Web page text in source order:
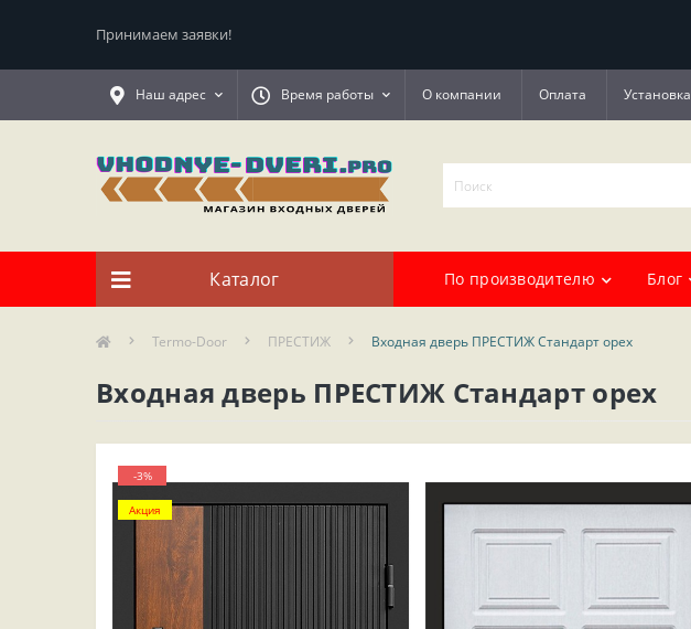
Принимаем заявки!
Наш адрес Время работы О компании Оплата Установка
Каталог По производителю Блог
Termo-Door ПРЕСТИЖ Входная дверь ПРЕСТИЖ Стандарт орех
Входная дверь ПРЕСТИЖ Стандарт орех
-3%
Акция